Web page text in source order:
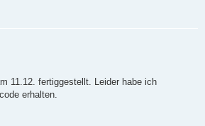
11.12. fertiggestellt. Leider habe ich
erhalten.